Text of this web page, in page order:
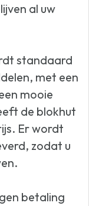
al uw
standaard
met een
mooie
de blokhut
Er wordt
zodat u
betaling